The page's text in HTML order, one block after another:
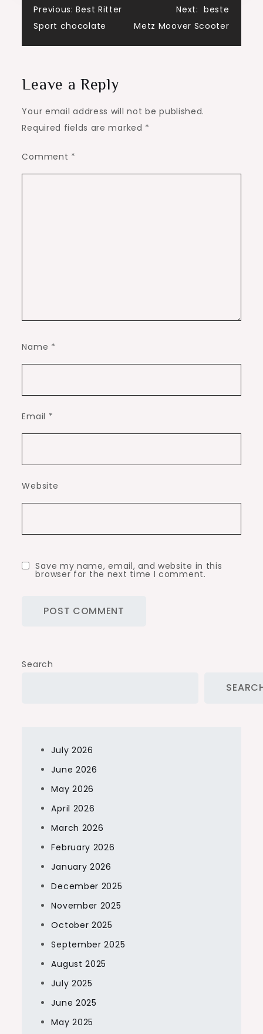
Post
navigation
Previous: Best Ritter
Sport chocolate
Next: beste
Metz Moover Scooter
Leave a Reply
Your email address will not be published.
Required fields are marked *
Comment *
Name *
Email *
Website
Save my name, email, and website in this
browser for the next time I comment.
Search
July 2026
June 2026
May 2026
April 2026
March 2026
February 2026
January 2026
December 2025
November 2025
October 2025
September 2025
August 2025
July 2025
June 2025
May 2025